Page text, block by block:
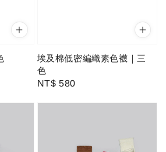
埃及棉低密編織素色襪｜三
色
Regular
NT$ 580